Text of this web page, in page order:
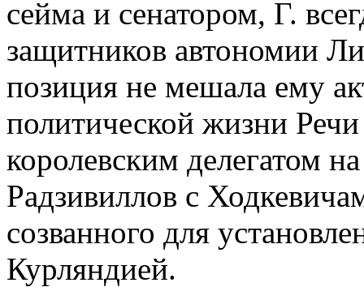
сейма и сенатором, Г.
защитников автономии
позиция не мешала ему
политической жизни
королевским делегатом
Радзивиллов с
созванного для
Курляндией.